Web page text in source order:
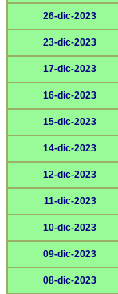
26-dic-2023
23-dic-2023
17-dic-2023
16-dic-2023
15-dic-2023
14-dic-2023
12-dic-2023
11-dic-2023
10-dic-2023
09-dic-2023
08-dic-2023